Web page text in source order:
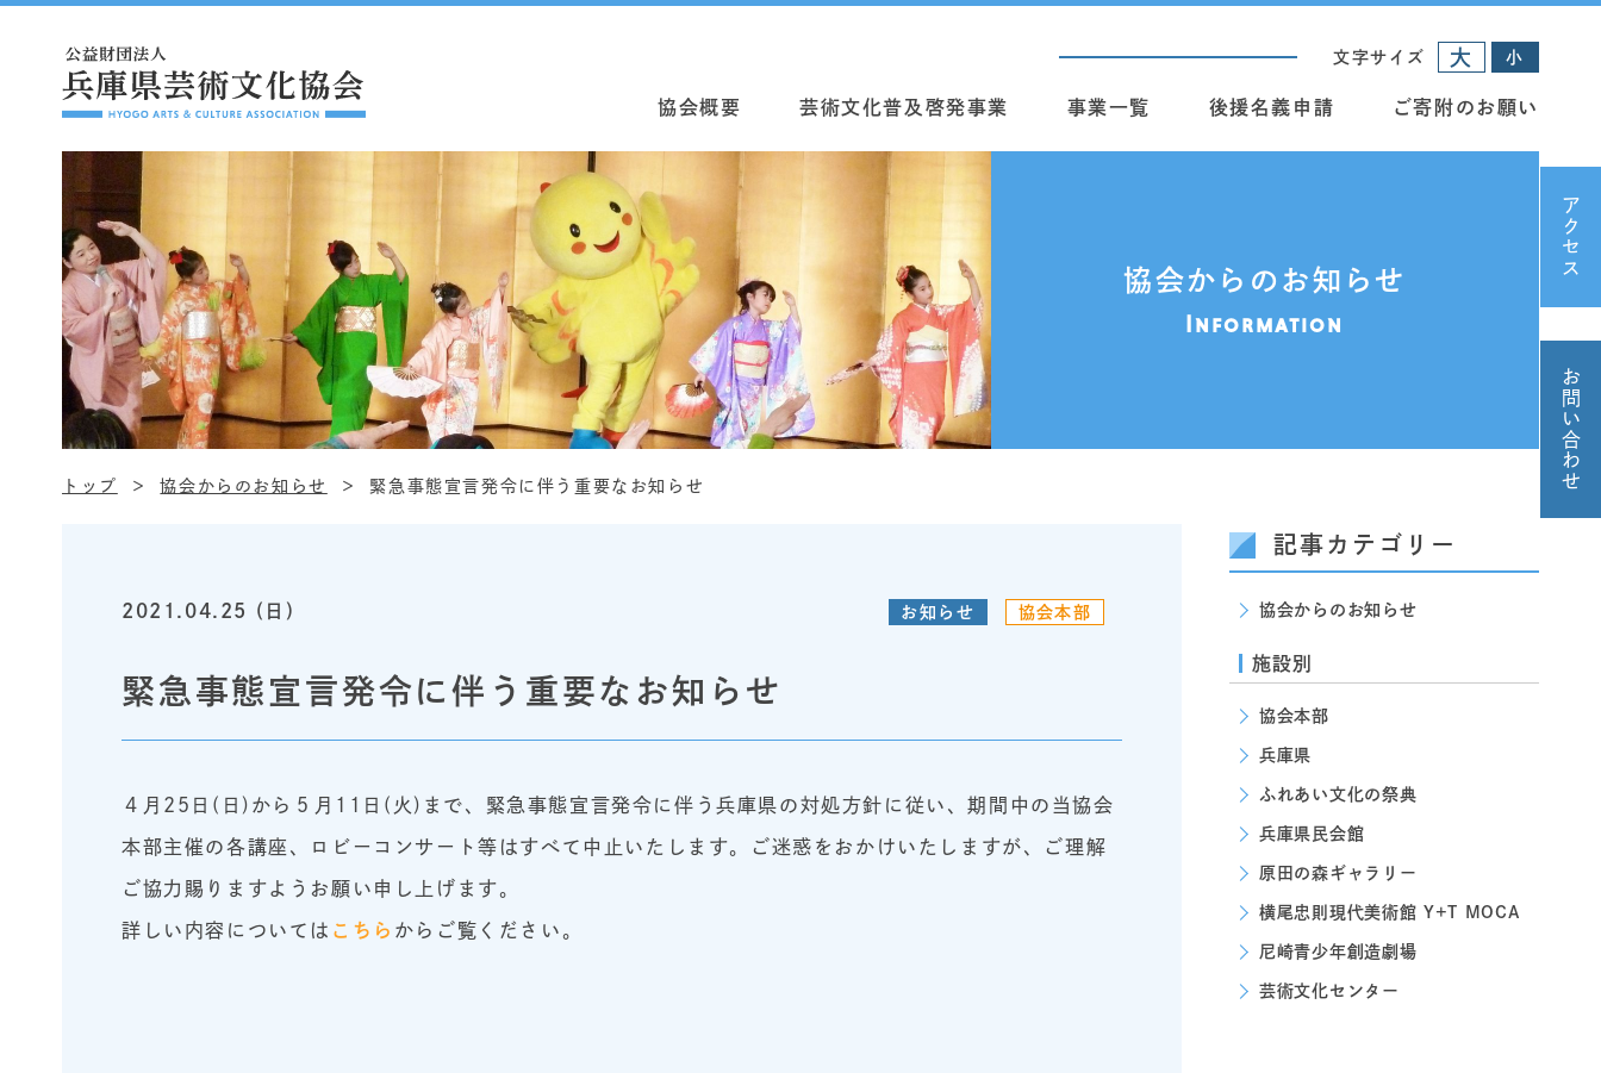
文字サイズ 大 小
協会概要 芸術文化普及啓発事業 事業一覧 後援名義申請 ご寄附のお願い
アクセス
お問い合わせ
協会からのお知らせ
Information
トップ 協会からのお知らせ 緊急事態宣言発令に伴う重要なお知らせ
2021.04.25 (日) お知らせ 協会本部
緊急事態宣言発令に伴う重要なお知らせ
４月25日(日)から５月11日(火)まで、緊急事態宣言発令に伴う兵庫県の対処方針に従い、期間中の当協会
本部主催の各講座、ロビーコンサート等はすべて中止いたします。ご迷惑をおかけいたしますが、ご理解
ご協力賜りますようお願い申し上げます。
詳しい内容については こちら からご覧ください。
記事カテゴリー
協会からのお知らせ
施設別
協会本部
兵庫県
ふれあい文化の祭典
兵庫県民会館
原田の森ギャラリー
横尾忠則現代美術館 Y+T MOCA
尼崎青少年創造劇場
芸術文化センター